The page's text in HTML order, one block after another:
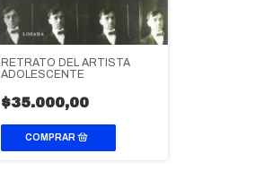
RETRATO DEL ARTISTA
ADOLESCENTE
$35.000,00